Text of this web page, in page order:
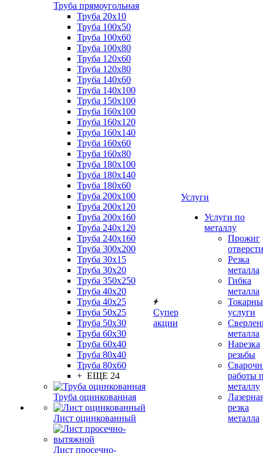
Труба прямоугольная
Труба 20x10
Труба 100x50
Труба 100x60
Труба 100x80
Труба 120x60
Труба 120x80
Труба 140x60
Труба 140x100
Труба 150x100
Труба 160x100
Труба 160x120
Труба 160x140
Труба 160x60
Труба 160x80
Труба 180x100
Труба 180x140
Труба 180x60
Труба 200x100
Труба 200x120
Труба 200x160
Труба 240x120
Труба 240x160
Труба 300x200
Труба 30x15
Труба 30x20
Труба 350x250
Труба 40x20
Труба 40x25
Труба 50x25
Труба 50x30
Труба 60x30
Труба 60x40
Труба 80x40
Труба 80x60
+ ЕЩЕ 24
Труба оцинкованная
Лист оцинкованный
Лист просечно-
Супер
акции
Услуги
Услуги по
металлу
Прожиг
Резка
металла
Гибка
металла
услуги
металла
Нарезка
резьбы
работы
металлу
резка
металла